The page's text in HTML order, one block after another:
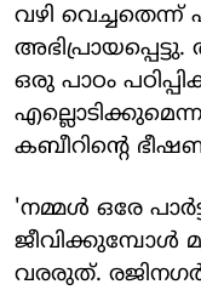
വഴി വെച്ചതെന്ന്‌
ഒരു പാഠം
കബീറിന്റെ
'നമ്മൾ ഒരേ
ജീവിക്കുമ്പോൾ
വരരുത്.